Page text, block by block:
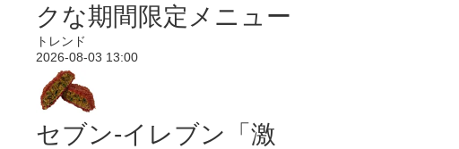
クな期間限定メニュー
トレンド
2026-08-03 13:00
セブン-イレブン「激